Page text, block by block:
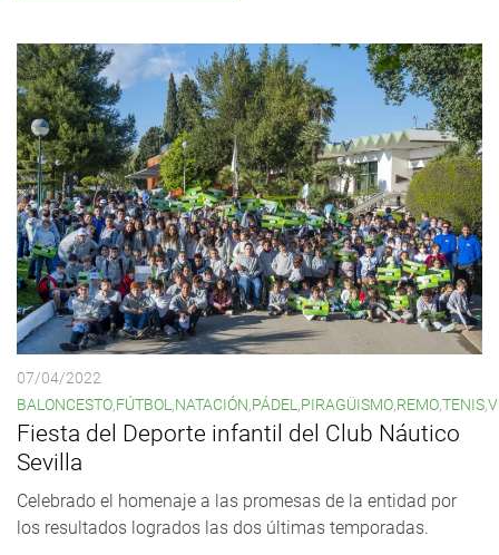
07/04/2022
BALONCESTO,FÚTBOL,NATACIÓN,PÁDEL,PIRAGÜISMO,REMO,TENIS,
Fiesta del Deporte infantil del Club Náutico
Sevilla
Celebrado el homenaje a las promesas de la entidad por
los resultados logrados las dos últimas temporadas.